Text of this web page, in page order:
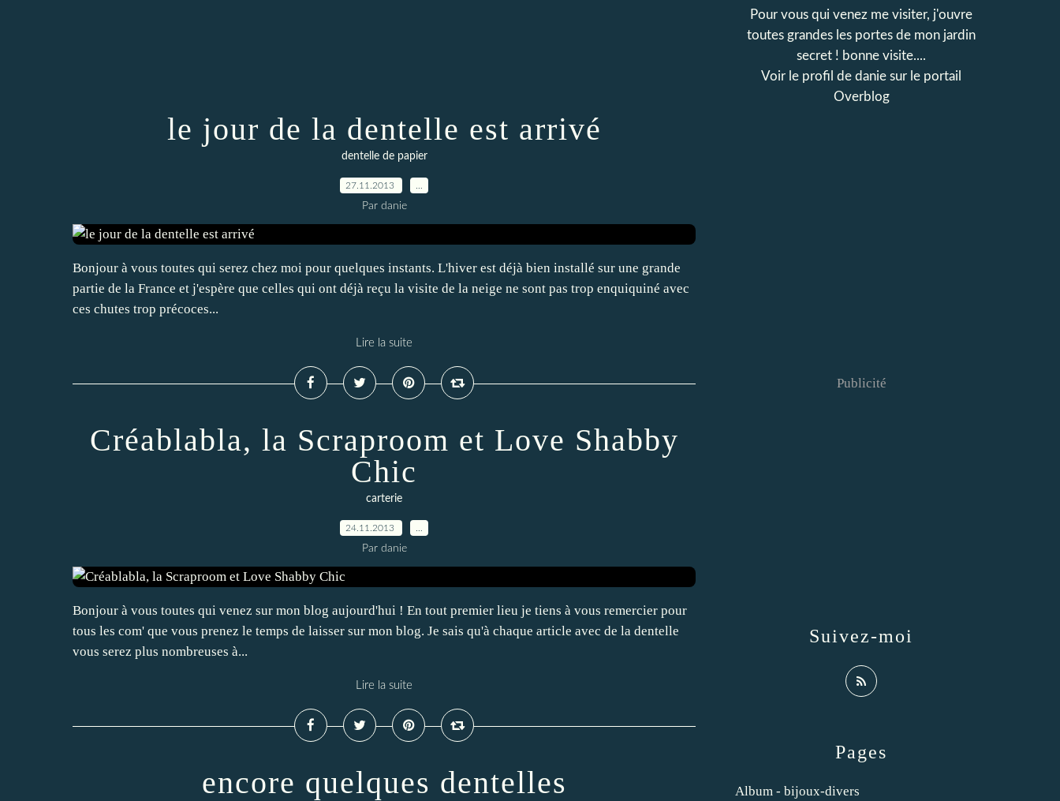
le jour de la dentelle est arrivé
dentelle de papier
27.11.2013
Par danie
Bonjour à vous toutes qui serez chez moi pour quelques instants. L'hiver est déjà bien installé sur une grande
partie de la France et j'espère que celles qui ont déjà reçu la visite de la neige ne sont pas trop enquiquiné avec
ces chutes trop précoces...
Lire la suite
Créablabla, la Scraproom et Love Shabby
Chic
carterie
24.11.2013
Par danie
Bonjour à vous toutes qui venez sur mon blog aujourd'hui ! En tout premier lieu je tiens à vous remercier pour
tous les com' que vous prenez le temps de laisser sur mon blog. Je sais qu'à chaque article avec de la dentelle
vous serez plus nombreuses à...
Lire la suite
encore quelques dentelles
Pages
Album - bijoux-divers
Pour vous qui venez me visiter, j'ouvre
toutes grandes les portes de mon jardin
secret ! bonne visite....
Voir le profil de danie sur le portail
Overblog
Suivez-moi
Publicité